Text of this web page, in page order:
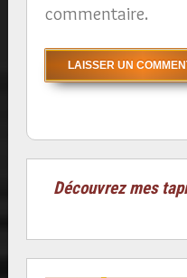
commentaire.
Découvrez mes